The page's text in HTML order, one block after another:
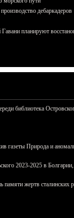
дебаркадеров
планируют
библиотека
газеты Природа и
2023-2025 в
жертв сталинских